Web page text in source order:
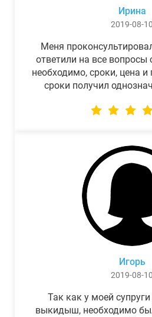
Ирина
2019-08-10
Меня
ответили на все вопросы
необходимо, сроки, цена
сроки получил
Игорь
2019-08-10
Так как у моей
выкидыш, необходимо